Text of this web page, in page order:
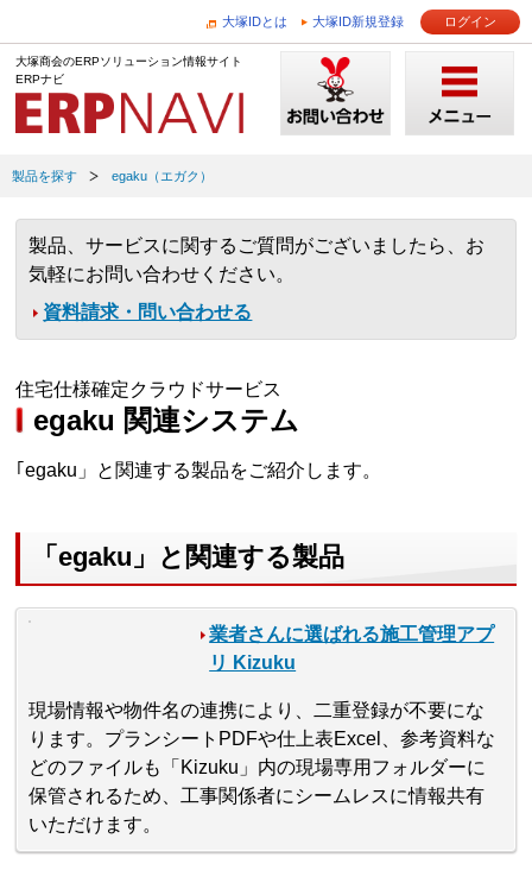
大塚IDとは 大塚ID新規登録 ログイン
大塚商会のERPソリューション情報サイト
ERPナビ
製品を探す egaku（エガク）
製品、サービスに関するご質問がございましたら、お
気軽にお問い合わせください。
資料請求・問い合わせる
住宅仕様確定クラウドサービス
egaku 関連システム
｢egaku」と関連する製品をご紹介します。
「egaku」と関連する製品
業者さんに選ばれる施工管理アプ
リ Kizuku
現場情報や物件名の連携により、二重登録が不要にな
ります。プランシートPDFや仕上表Excel、参考資料な
どのファイルも「Kizuku」内の現場専用フォルダーに
保管されるため、工事関係者にシームレスに情報共有
いただけます。